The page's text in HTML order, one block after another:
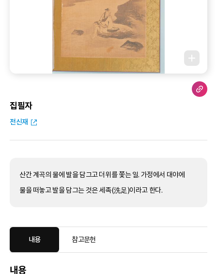
집필자
전신재
산간 계곡의 물에 발을 담그고 더위를 쫓는 일. 가정에서 대야에
물을 떠놓고 발을 담그는 것은 세족(洗足)이라고 한다.
내용 참고문헌
내용